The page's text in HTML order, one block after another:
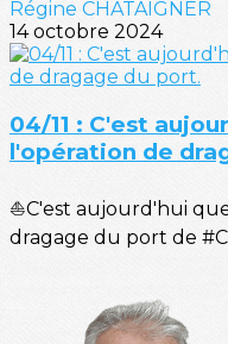
Régine CHATAIGNER
14 octobre 2024
04/11 : C'est
l'opération de
⛵C'est aujourd'hui
dragage du port de